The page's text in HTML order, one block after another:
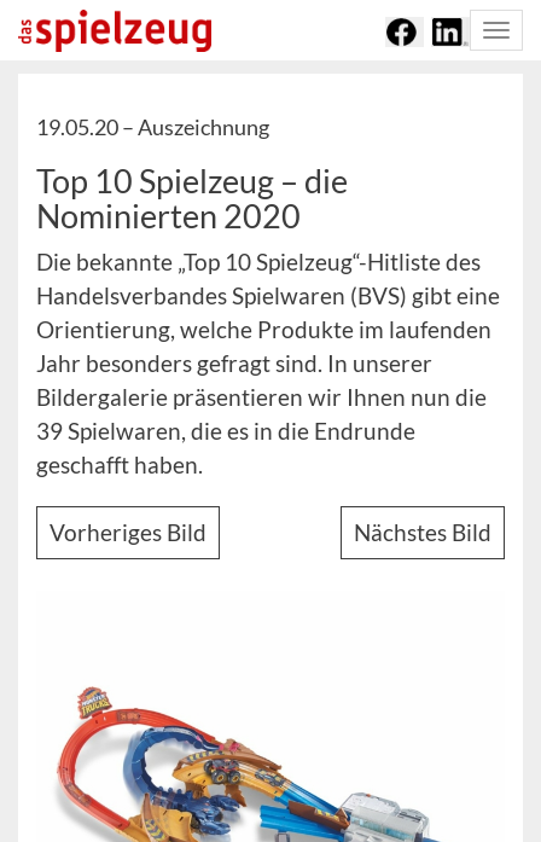
19.05.20 –Auszeichnung
Top 10 Spielzeug – die
Nominierten 2020
Die bekannte „Top 10 Spielzeug“-Hitliste des
Handelsverbandes Spielwaren (BVS) gibt eine
Orientierung, welche Produkte im laufenden
Jahr besonders gefragt sind. In unserer
Bildergalerie präsentieren wir Ihnen nun die
39 Spielwaren, die es in die Endrunde
geschafft haben.
Vorheriges Bild Nächstes Bild